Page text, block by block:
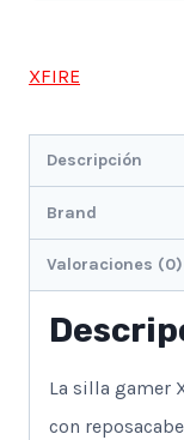
cantidad
XFIRE
Descripción
Brand
Valoraciones (0)
La silla gamer
con